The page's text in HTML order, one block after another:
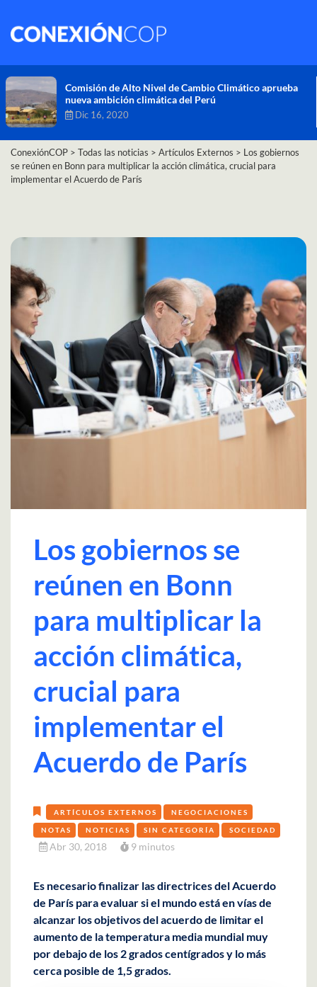
Comisión de Alto Nivel de Cambio Climático aprueba
nueva ambición climática del Perú
Dic 16, 2020
ConexiónCOP > Todas las noticias > Artículos Externos > Los gobiernos
se reúnen en Bonn para multiplicar la acción climática, crucial para
implementar el Acuerdo de París
Los gobiernos se
reúnen en Bonn
para multiplicar la
acción climática,
crucial para
implementar el
Acuerdo de París
ARTÍCULOS EXTERNOS NEGOCIACIONES
NOTAS NOTICIAS SIN CATEGORÍA SOCIEDAD
Abr 30, 2018 9 minutos
Es necesario finalizar las directrices del Acuerdo
de París para evaluar si el mundo está en vías de
alcanzar los objetivos del acuerdo de limitar el
aumento de la temperatura media mundial muy
por debajo de los 2 grados centígrados y lo más
cerca posible de 1,5 grados.